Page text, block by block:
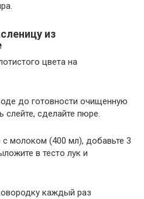
из
цвета на
до готовности очищенную
слейте, сделайте пюре.
молоком (400 мл), добавьте 3
в тесто лук и
каждый раз